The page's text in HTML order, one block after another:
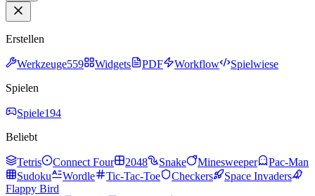
Erstellen
Werkzeuge559 Widgets PDF Workflow
Spielwiese
Spielen
Spiele194
Beliebt
Tetris Connect Four 2048 Snake Minesweeper
Pac-Man
Sudoku
Wordle Tic-Tac-Toe Checkers
Space Invaders
Flappy Bird